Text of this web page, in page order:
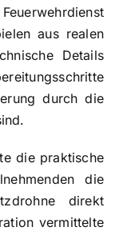
aus realen
Details
durch die
die praktische
die
direkt
vermittelte